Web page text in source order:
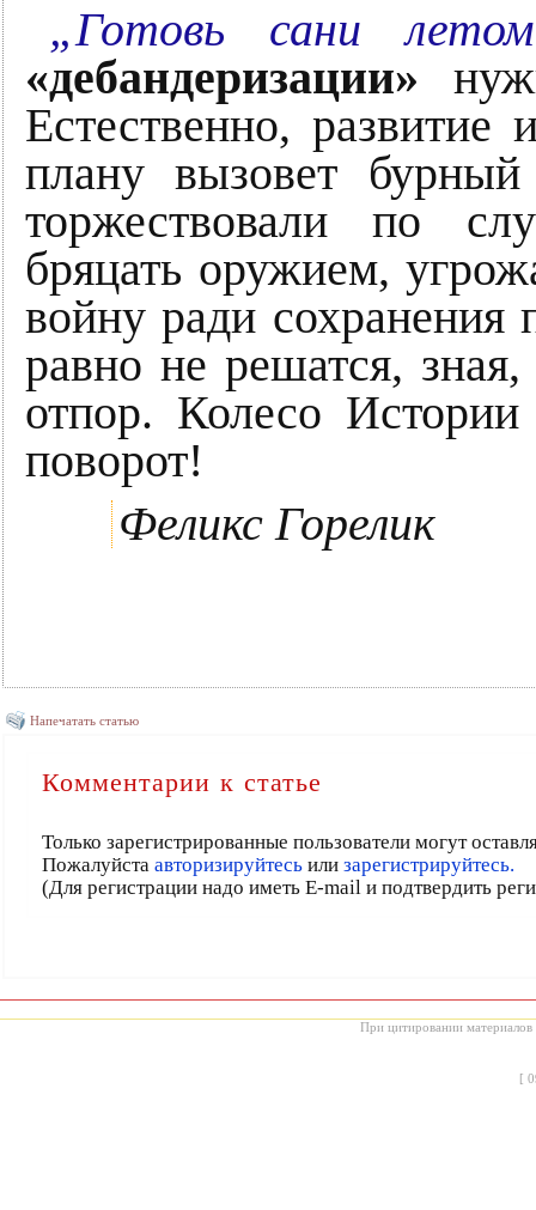
„Готовь сани
«дебандеризации»
Естественно,
плану вызовет
торжествовали по
бряцать оружием,
войну ради сохранения
равно не решатся,
отпор. Колесо Истории
поворот!
Феликс Горелик
Напечатать статью
Комментарии к статье
Только зарегистрированные пользователи могут
Пожалуйста авторизируйтесьили зарегистрируйтесь.
(Для регистрации надо иметь E-mail и подтвердить
При цитировании материалов
[